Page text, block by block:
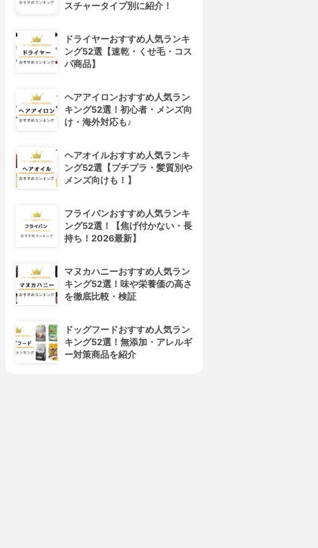
スチャータイプ別に紹介！
ドライヤーおすすめ人気ランキ
ング52選【速乾・くせ毛・コス
パ商品】
ヘアアイロンおすすめ人気ラン
キング52選！初心者・メンズ向
け・海外対応も♪
ヘアオイルおすすめ人気ランキ
ング52選【プチプラ・髪質別や
メンズ向けも！】
フライパンおすすめ人気ランキ
ング52選！【焦げ付かない・長
持ち！2026最新】
マヌカハニーおすすめ人気ラン
キング52選！味や栄養価の高さ
を徹底比較・検証
ドッグフードおすすめ人気ラン
キング52選！無添加・アレルギ
ー対策商品を紹介